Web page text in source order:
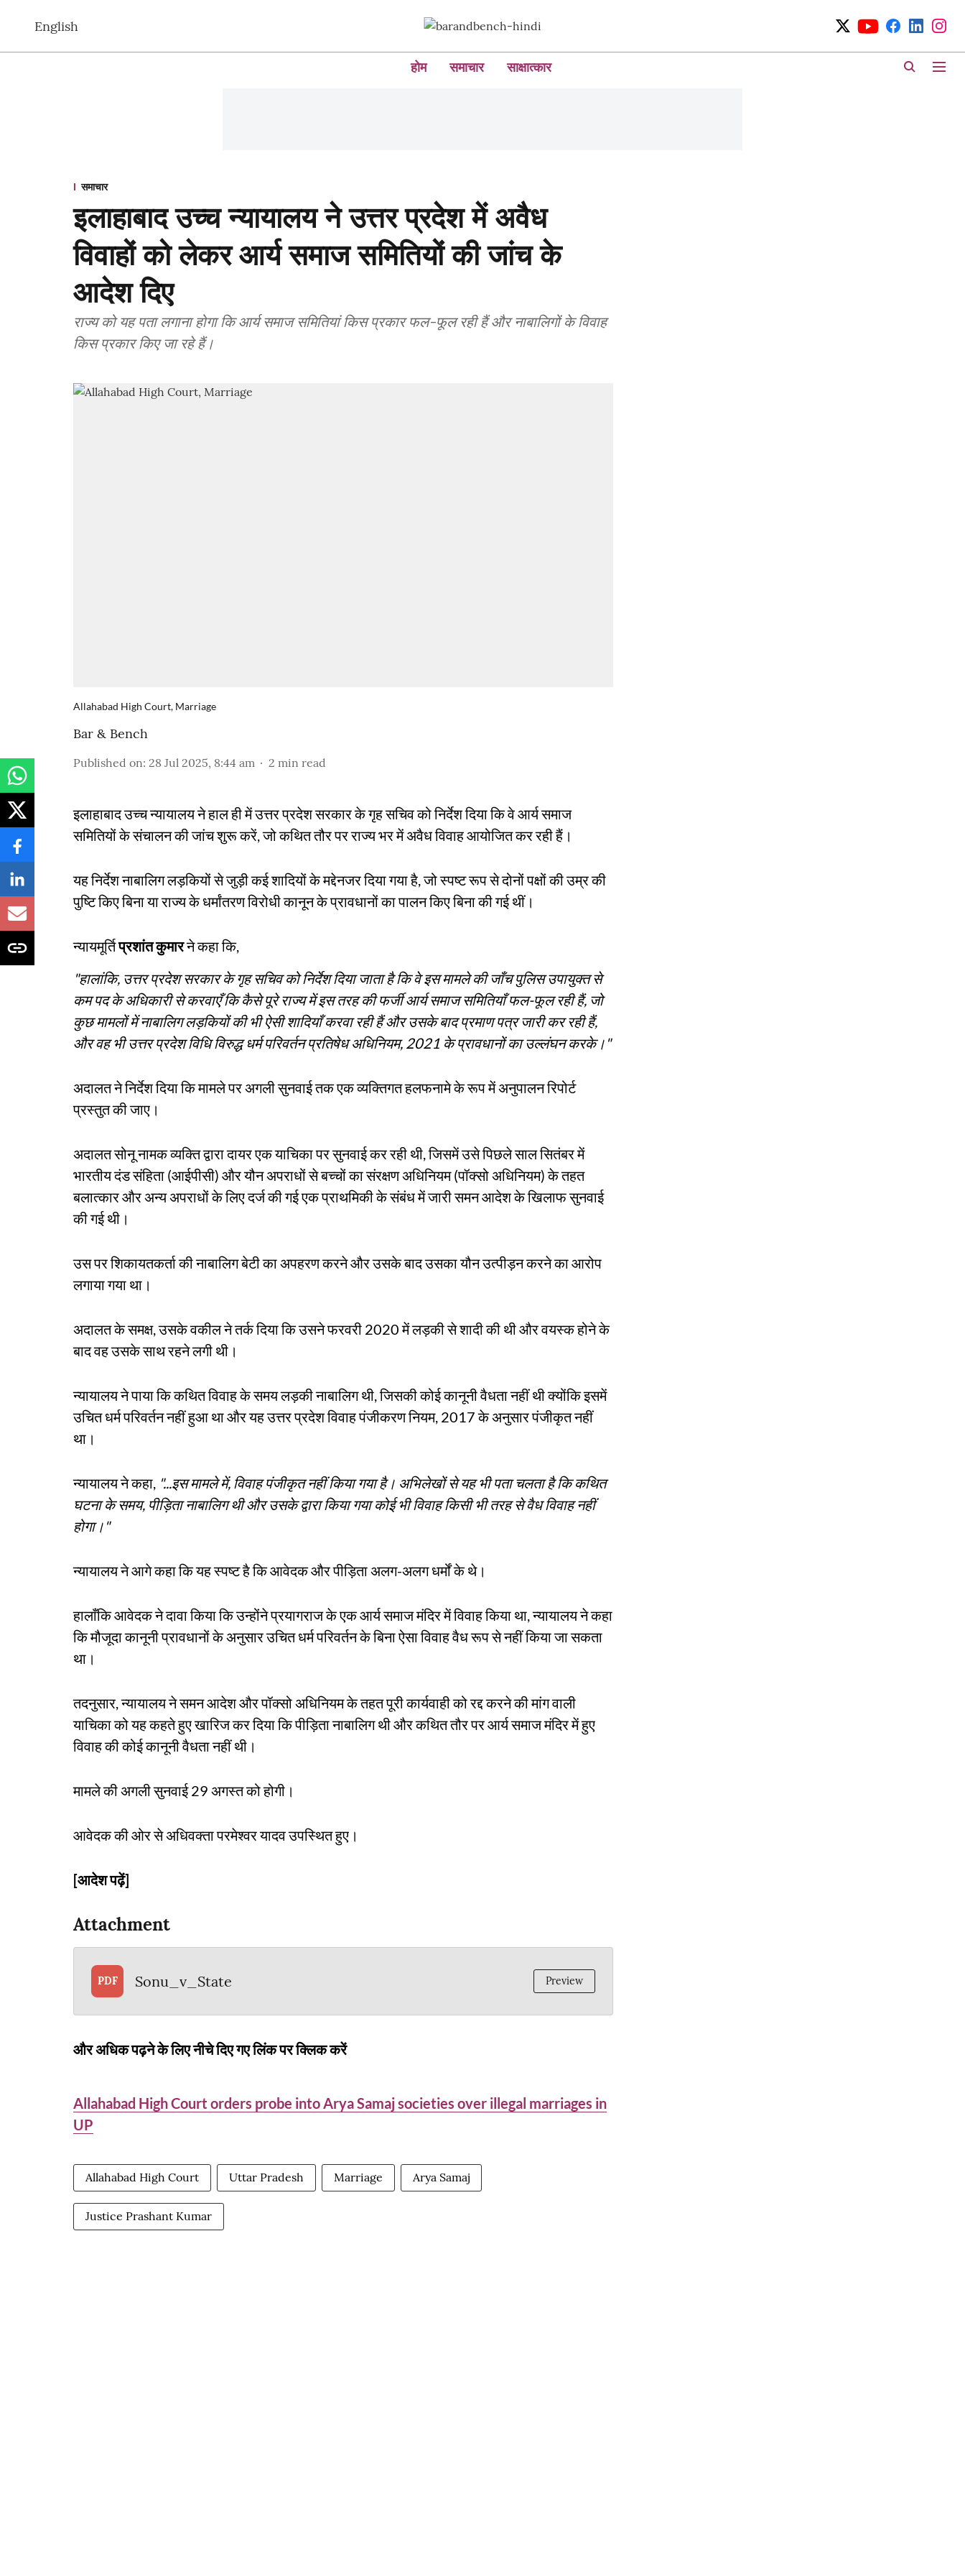
English
होम समाचार साक्षात्कार
समाचार
इलाहाबाद उच्च न्यायालय ने उत्तर प्रदेश में अवैध
विवाहों को लेकर आर्य समाज समितियों की जांच के
आदेश दिए
राज्य को यह पता लगाना होगा कि आर्य समाज समितियां किस प्रकार फल-फूल रही हैं और नाबालिगों के विवाह
किस प्रकार किए जा रहे हैं।
Allahabad High Court, Marriage
Bar & Bench
Published on: 28 Jul 2025, 8:44 am 2 min read
इलाहाबाद उच्च न्यायालय ने हाल ही में उत्तर प्रदेश सरकार के गृह सचिव को निर्देश दिया कि वे आर्य समाज
समितियों के संचालन की जांच शुरू करें, जो कथित तौर पर राज्य भर में अवैध विवाह आयोजित कर रही हैं।
यह निर्देश नाबालिग लड़कियों से जुड़ी कई शादियों के मद्देनजर दिया गया है, जो स्पष्ट रूप से दोनों पक्षों की उम्र की
पुष्टि किए बिना या राज्य के धर्मांतरण विरोधी कानून के प्रावधानों का पालन किए बिना की गई थीं।
न्यायमूर्तिप्रशांत कुमारने कहा कि,
"हालांकि, उत्तर प्रदेश सरकार के गृह सचिव को निर्देश दिया जाता है कि वे इस मामले की जाँच पुलिस उपायुक्त से
कम पद के अधिकारी से करवाएँ कि कैसे पूरे राज्य में इस तरह की फर्जी आर्य समाज समितियाँ फल-फूल रही हैं, जो
कुछ मामलों में नाबालिग लड़कियों की भी ऐसी शादियाँ करवा रही हैं और उसके बाद प्रमाण पत्र जारी कर रही हैं,
और वह भी उत्तर प्रदेश विधि विरुद्ध धर्म परिवर्तन प्रतिषेध अधिनियम, 2021 के प्रावधानों का उल्लंघन करके।"
अदालत ने निर्देश दिया कि मामले पर अगली सुनवाई तक एक व्यक्तिगत हलफनामे के रूप में अनुपालन रिपोर्ट
प्रस्तुत की जाए।
अदालत सोनू नामक व्यक्ति द्वारा दायर एक याचिका पर सुनवाई कर रही थी, जिसमें उसे पिछले साल सितंबर में
भारतीय दंड संहिता (आईपीसी) और यौन अपराधों से बच्चों का संरक्षण अधिनियम (पॉक्सो अधिनियम) के तहत
बलात्कार और अन्य अपराधों के लिए दर्ज की गई एक प्राथमिकी के संबंध में जारी समन आदेश के खिलाफ सुनवाई
की गई थी।
उस पर शिकायतकर्ता की नाबालिग बेटी का अपहरण करने और उसके बाद उसका यौन उत्पीड़न करने का आरोप
लगाया गया था।
अदालत के समक्ष, उसके वकील ने तर्क दिया कि उसने फरवरी 2020 में लड़की से शादी की थी और वयस्क होने के
बाद वह उसके साथ रहने लगी थी।
न्यायालय ने पाया कि कथित विवाह के समय लड़की नाबालिग थी, जिसकी कोई कानूनी वैधता नहीं थी क्योंकि इसमें
उचित धर्म परिवर्तन नहीं हुआ था और यह उत्तर प्रदेश विवाह पंजीकरण नियम, 2017 के अनुसार पंजीकृत नहीं
था।
न्यायालय ने कहा, "...इस मामले में, विवाह पंजीकृत नहीं किया गया है। अभिलेखों से यह भी पता चलता है कि कथित
घटना के समय, पीड़िता नाबालिग थी और उसके द्वारा किया गया कोई भी विवाह किसी भी तरह से वैध विवाह नहीं
होगा।"
न्यायालय ने आगे कहा कि यह स्पष्ट है कि आवेदक और पीड़िता अलग-अलग धर्मों के थे।
हालाँकि आवेदक ने दावा किया कि उन्होंने प्रयागराज के एक आर्य समाज मंदिर में विवाह किया था, न्यायालय ने कहा
कि मौजूदा कानूनी प्रावधानों के अनुसार उचित धर्म परिवर्तन के बिना ऐसा विवाह वैध रूप से नहीं किया जा सकता
था।
तदनुसार, न्यायालय ने समन आदेश और पॉक्सो अधिनियम के तहत पूरी कार्यवाही को रद्द करने की मांग वाली
याचिका को यह कहते हुए खारिज कर दिया कि पीड़िता नाबालिग थी और कथित तौर पर आर्य समाज मंदिर में हुए
विवाह की कोई कानूनी वैधता नहीं थी।
मामले की अगली सुनवाई 29 अगस्त को होगी।
आवेदक की ओर से अधिवक्ता परमेश्वर यादव उपस्थित हुए।
[आदेश पढ़ें]
Attachment
PDF Sonu_v_State Preview
और अधिक पढ़ने के लिए नीचे दिए गए लिंक पर क्लिक करें
Allahabad High Court orders probe into Arya Samaj societies over illegal marriages in
UP
Allahabad High Court Uttar Pradesh Marriage Arya Samaj
Justice Prashant Kumar